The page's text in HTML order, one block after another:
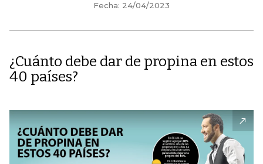
Fecha: 24/04/2023
¿Cuánto debe dar de propina en estos
40 países?